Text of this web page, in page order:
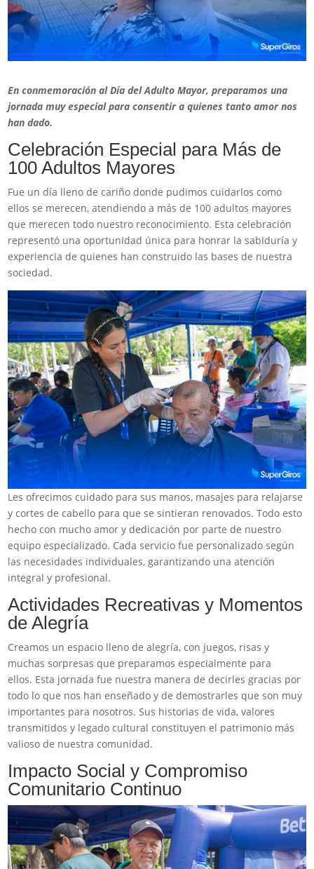
En conmemoración al Día del Adulto Mayor, preparamos una
jornada muy especial para consentir a quienes tanto amor nos
han dado.
Celebración Especial para Más de
100 Adultos Mayores
Fue un día lleno de cariño donde pudimos cuidarlos como
ellos se merecen, atendiendo a más de 100 adultos mayores
que merecen todo nuestro reconocimiento. Esta celebración
representó una oportunidad única para honrar la sabiduría y
experiencia de quienes han construido las bases de nuestra
sociedad.
Les ofrecimos cuidado para sus manos, masajes para relajarse
y cortes de cabello para que se sintieran renovados. Todo esto
hecho con mucho amor y dedicación por parte de nuestro
equipo especializado. Cada servicio fue personalizado según
las necesidades individuales, garantizando una atención
integral y profesional.
Actividades Recreativas y Momentos
de Alegría
Creamos un espacio lleno de alegría, con juegos, risas y
muchas sorpresas que preparamos especialmente para
ellos. Esta jornada fue nuestra manera de decirles gracias por
todo lo que nos han enseñado y de demostrarles que son muy
importantes para nosotros. Sus historias de vida, valores
transmitidos y legado cultural constituyen el patrimonio más
valioso de nuestra comunidad.
Impacto Social y Compromiso
Comunitario Continuo